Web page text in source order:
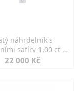
náhrdelník s
safíry 1,00 ct a
diamanty
22 000 Kč